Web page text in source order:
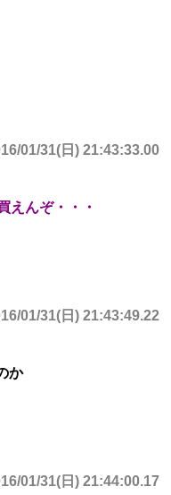
01/31(日) 21:43:33.00
えんぞ・・・
01/31(日) 21:43:49.22
か
01/31(日) 21:44:00.17